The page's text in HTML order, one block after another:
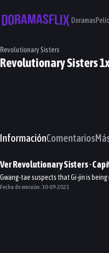
Doramas
Revolutionary Sisters
Revolutionary Sisters
InformaciónComentarios
VerRevolutionary Sisters·
Gwang-tae suspects that Gi-jin is
Fecha de emisión:30-09-2021